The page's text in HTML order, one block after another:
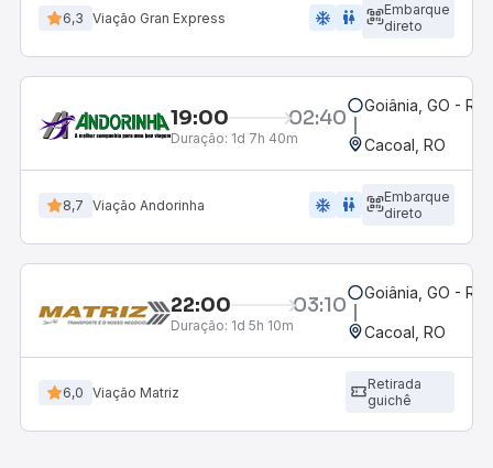
6,3 Viação Gran Express ac_unit wc
Embarque
direto
19:00 02:40
Duração: 1d 7h 40m
Goiânia, GO -
Cacoal, RO
8,7 Viação Andorinha ac_unit wc
Embarque
direto
22:00 03:10
Duração: 1d 5h 10m
Goiânia, GO -
Cacoal, RO
6,0 Viação Matriz
Retirada
guichê